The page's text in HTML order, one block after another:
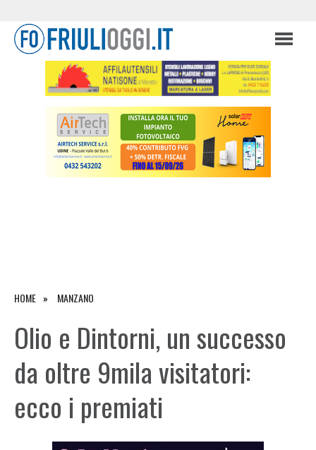
HOME MANZANO
Olio e Dintorni, un successo
da oltre 9mila visitatori:
ecco i premiati